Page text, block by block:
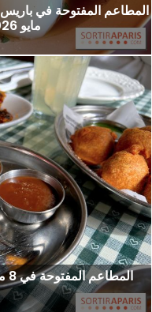
مايو 2026 كعطلة رسمية